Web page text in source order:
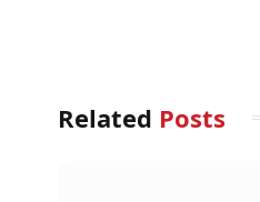
Related Posts